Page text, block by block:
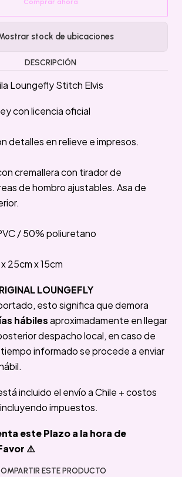
stock de ubicaciones
DESCRIPCIÓN
Loungefly Stitch Elvis
con licencia oficial
detalles en relieve e impresos.
cremallera con tirador de
de hombro ajustables. Asa de
/ 50% poliuretano
25cm x 15cm
LOUNGEFLY
esto significa que demora
hábilesaproximadamente en llegar
despacho local, en caso de
informado se procede a enviar
incluido el envío a Chile + costos
impuestos.
este Plazo a la hora de
⚠️
ESTE PRODUCTO